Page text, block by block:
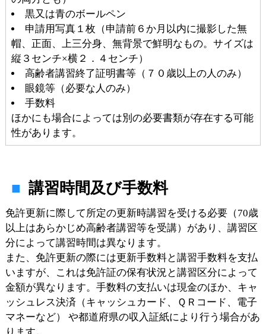
黒又は青のボールペン
申請用写真１枚（申請前６か月以内に撮影した無
帽、正面、上三分身、無背景で鮮明なもの。サイズは
縦３センチ×横２．４センチ）
高齢者講習終了証明書等（７０歳以上の人のみ）
眼鏡等（必要な人のみ）
手数料
ほかにも場合によっては別の必要書類が存在する可能
性があります。
講習時間及び手数料
免許更新に際して所定の更新時講習を受ける必要（70歳
以上はあらかじめ高齢者講習等を受講）があり、講習区
分によって講習時間は異なります。
また、免許更新の際には更新手数料と講習手数料を支払
いますが、これは免許証の保有状況と講習区分によって
金額が異なります。手数料の支払いは現金のほか、キャ
ッシュレス決済（キャッシュカード、ＱＲコード、電子
マネーなど） や都道府県の収入証紙により行う場合があ